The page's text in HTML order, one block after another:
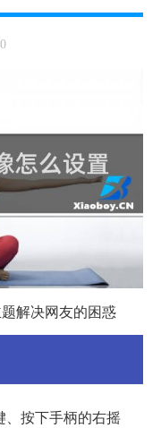
解决网友的困惑
、按下手柄的右摇